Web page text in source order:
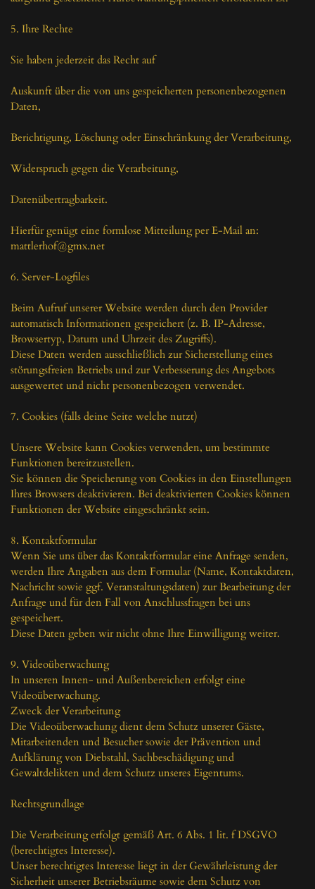
5. Ihre Rechte
Sie haben jederzeit das Recht auf
Auskunft über die von uns gespeicherten personenbezogenen
Daten,
Berichtigung, Löschung oder Einschränkung der Verarbeitung,
Widerspruch gegen die Verarbeitung,
Datenübertragbarkeit.
Hierfür genügt eine formlose Mitteilung per E-Mail an:
mattlerhof@gmx.net
6. Server-Logfiles
Beim Aufruf unserer Website werden durch den Provider
automatisch Informationen gespeichert (z. B. IP-Adresse,
Browsertyp, Datum und Uhrzeit des Zugriffs).
Diese Daten werden ausschließlich zur Sicherstellung eines
störungsfreien Betriebs und zur Verbesserung des Angebots
ausgewertet und nicht personenbezogen verwendet.
7. Cookies (falls deine Seite welche nutzt)
Unsere Website kann Cookies verwenden, um bestimmte
Funktionen bereitzustellen.
Sie können die Speicherung von Cookies in den Einstellungen
Ihres Browsers deaktivieren. Bei deaktivierten Cookies können
Funktionen der Website eingeschränkt sein.
8. Kontaktformular
Wenn Sie uns über das Kontaktformular eine Anfrage senden,
werden Ihre Angaben aus dem Formular (Name, Kontaktdaten,
Nachricht sowie ggf. Veranstaltungsdaten) zur Bearbeitung der
Anfrage und für den Fall von Anschlussfragen bei uns
gespeichert.
Diese Daten geben wir nicht ohne Ihre Einwilligung weiter.
9. Videoüberwachung
In unseren Innen- und Außenbereichen erfolgt eine
Videoüberwachung.
Zweck der Verarbeitung
Die Videoüberwachung dient dem Schutz unserer Gäste,
Mitarbeitenden und Besucher sowie der Prävention und
Aufklärung von Diebstahl, Sachbeschädigung und
Gewaltdelikten und dem Schutz unseres Eigentums.
Rechtsgrundlage
Die Verarbeitung erfolgt gemäß Art. 6 Abs. 1 lit. f DSGVO
(berechtigtes Interesse).
Unser berechtigtes Interesse liegt in der Gewährleistung der
Sicherheit unserer Betriebsräume sowie dem Schutz von